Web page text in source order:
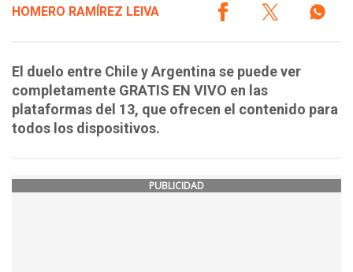
HOMERO RAMÍREZ LEIVA
El duelo entre Chile y Argentina se puede ver
completamente GRATIS EN VIVO en las
plataformas del 13, que ofrecen el contenido para
todos los dispositivos.
PUBLICIDAD